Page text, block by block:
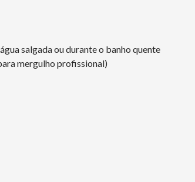
salgada ou durante o banho quente
mergulho profissional)